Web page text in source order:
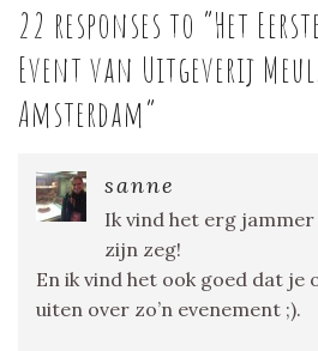
22 responses to “Het
Event van Uitgeverij
Amsterdam”
sanne
Ik vind het erg
zijn zeg!
En ik vind het ook goed dat je
uiten over zo’n evenement ;).